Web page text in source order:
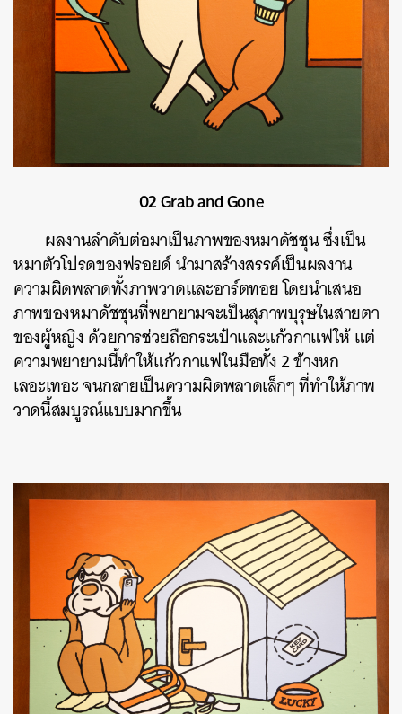
02 Grab and Gone
ผลงานลำดับต่อมาเป็นภาพของหมาดัชชุน ซึ่งเป็น
หมาตัวโปรดของฟรอยด์ นำมาสร้างสรรค์เป็นผลงาน
ความผิดพลาดทั้งภาพวาดและอาร์ตทอย โดยนำเสนอ
ภาพของหมาดัชชุนที่พยายามจะเป็นสุภาพบุรุษในสายตา
ของผู้หญิง ด้วยการช่วยถือกระเป๋าและแก้วกาแฟให้ แต่
ความพยายามนี้ทำให้แก้วกาแฟในมือทั้ง 2 ข้างหก
เลอะเทอะ จนกลายเป็นความผิดพลาดเล็กๆ ที่ทำให้ภาพ
วาดนี้สมบูรณ์แบบมากขึ้น